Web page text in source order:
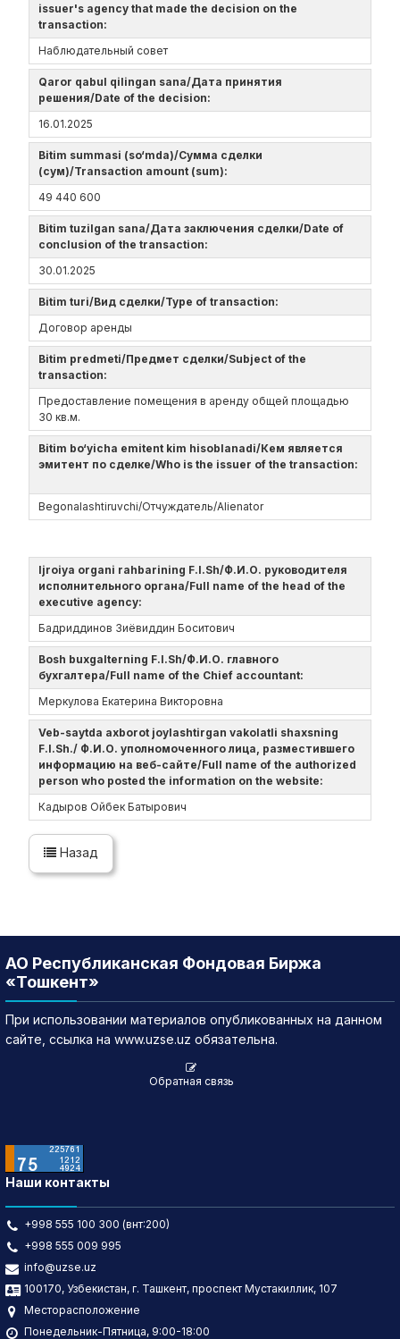
issuer's agency that made the decision on the
transaction:
Наблюдательный совет
Qaror qabul qilingan sana/Дата принятия
решения/Date of the decision:
16.01.2025
Bitim summasi (so‘mda)/Сумма сделки
(сум)/Transaction amount (sum):
49 440 600
Bitim tuzilgan sana/Дата заключения сделки/Date of
conclusion of the transaction:
30.01.2025
Bitim turi/Вид сделки/Type of transaction:
Договор аренды
Bitim predmeti/Предмет сделки/Subject of the
transaction:
Предоставление помещения в аренду общей площадью
30 кв.м.
Bitim bo‘yicha emitent kim hisoblanadi/Кем является
эмитент по сделке/Who is the issuer of the transaction:
Begonalashtiruvchi/Отчуждатель/Alienator
Ijroiya organi rahbarining F.I.Sh/Ф.И.О. руководителя
исполнительного органа/Full name of the head of the
executive agency:
Бадриддинов Зиёвиддин Боситович
Bosh buxgalterning F.I.Sh/Ф.И.О. главного
бухгалтера/Full name of the Chief accountant:
Меркулова Екатерина Викторовна
Veb-saytda axborot joylashtirgan vakolatli shaxsning
F.I.Sh./ Ф.И.О. уполномоченного лица, разместившего
информацию на веб-сайте/Full name of the authorized
person who posted the information on the website:
Кадыров Ойбек Батырович
Назад
АО Республиканская Фондовая Биржа
«Тошкент»
При использовании материалов опубликованных на данном
сайте, ссылка на www.uzse.uz обязательна.
Обратная связь
Наши контакты
+998 555 100 300 (внт:200)
+998 555 009 995
info@uzse.uz
100170, Узбекистан, г. Ташкент, проспект Мустакиллик, 107
Месторасположение
Понедельник-Пятница, 9:00-18:00